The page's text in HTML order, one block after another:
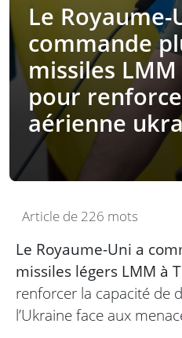
Le Royaume-
commande
missiles LMM
pour
aérienne
Article de 226 mots
Le Royaume-Uni a
missiles légers LMM à
renforcer la capacité de
l’Ukraine face aux